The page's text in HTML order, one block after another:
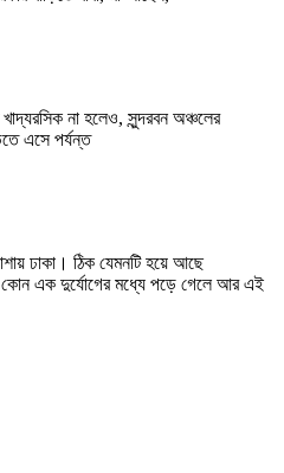
না হলেও, সুন্দরবন অঞ্চলের
এসে পর্যন্ত
ঢাকা। ঠিক যেমনটি হয়ে আছে
কোন এক দুর্যোগের মধ্যে পড়ে গেলে আর এই